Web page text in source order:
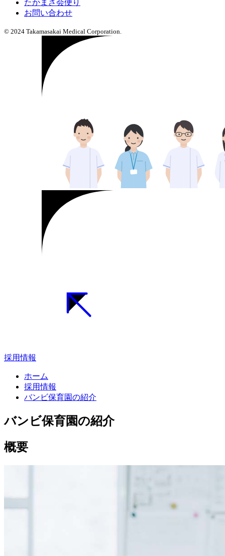
たかまさ会便り
お問い合わせ
© 2024 Takamasakai Medical Corporation.
採用情報
ホーム
採用情報
バンビ保育園の紹介
バンビ保育園の紹介
概要